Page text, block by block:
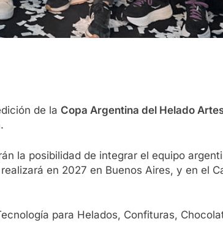
de la Copa Argentina del Helado
la posibilidad de integrar el equipo
en 2027 en Buenos Aires, y en el
para Helados, Confituras,